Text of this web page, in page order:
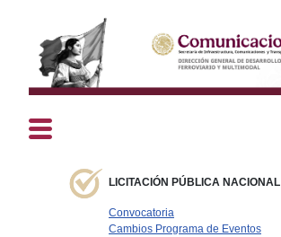
LICITACIÓN PÚBLICA NACIONAL
Convocatoria
Cambios Programa de Eventos